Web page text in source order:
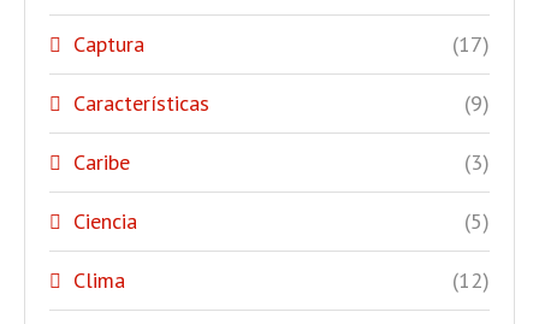
Captura (17)
Características (9)
Caribe (3)
Ciencia (5)
Clima (12)